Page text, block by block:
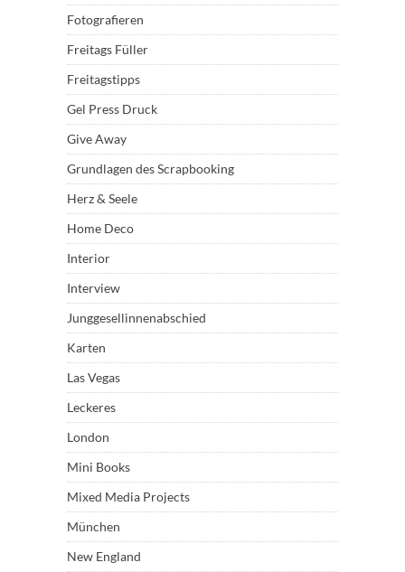
Fotografieren
Freitags Füller
Freitagstipps
Gel Press Druck
Give Away
Grundlagen des Scrapbooking
Herz & Seele
Home Deco
Interior
Interview
Junggesellinnenabschied
Karten
Las Vegas
Leckeres
London
Mini Books
Mixed Media Projects
München
New England